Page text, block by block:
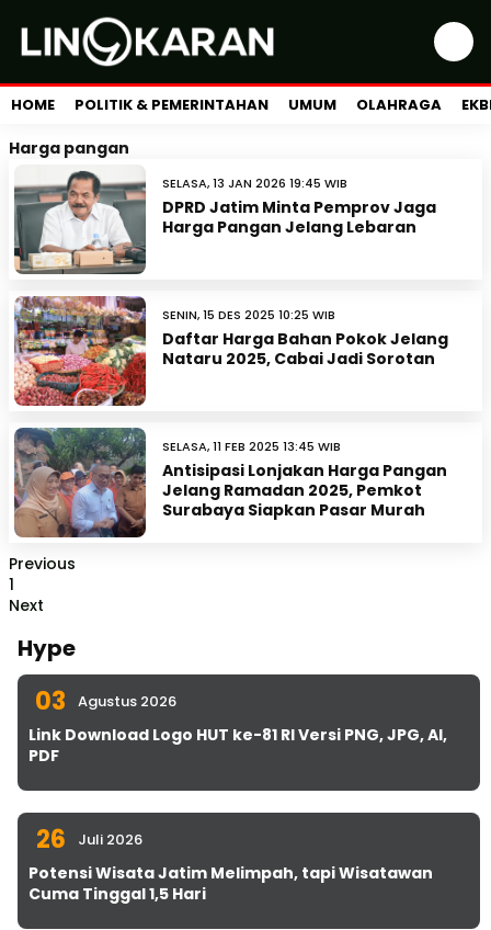
HOME POLITIK & PEMERINTAHAN UMUM OLAHRAGA
Harga pangan
SELASA, 13 JAN 2026 19:45 WIB
DPRD Jatim Minta Pemprov Jaga
Harga Pangan Jelang Lebaran
SENIN, 15 DES 2025 10:25 WIB
Daftar Harga Bahan Pokok Jelang
Nataru 2025, Cabai Jadi Sorotan
SELASA, 11 FEB 2025 13:45 WIB
Antisipasi Lonjakan Harga Pangan
Jelang Ramadan 2025, Pemkot
Surabaya Siapkan Pasar Murah
Previous
1
Next
Hype
03 Agustus 2026
Link Download Logo HUT ke-81 RI Versi PNG, JPG, AI,
PDF
26 Juli 2026
Potensi Wisata Jatim Melimpah, tapi Wisatawan
Cuma Tinggal 1,5 Hari